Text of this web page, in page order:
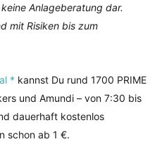
Anlageberatung dar.
mit Risiken bis zum
* kannst Du rund 1700 PRIME
und Amundi – von 7:30 bis
dauerhaft kostenlos
schon ab 1 €.